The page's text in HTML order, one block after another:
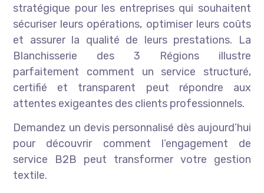
stratégique pour les entreprises qui souhaitent
sécuriser leurs opérations, optimiser leurs coûts
et assurer la qualité de leurs prestations. La
Blanchisserie des 3 Régions illustre
parfaitement comment un service structuré,
certifié et transparent peut répondre aux
attentes exigeantes des clients professionnels.
Demandez un devis personnalisé dès aujourd’hui
pour découvrir comment l’engagement de
service B2B peut transformer votre gestion
textile.